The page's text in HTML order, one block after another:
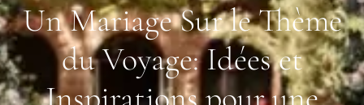
Un Mariage Sur le Thème
du Voyage: Idées et